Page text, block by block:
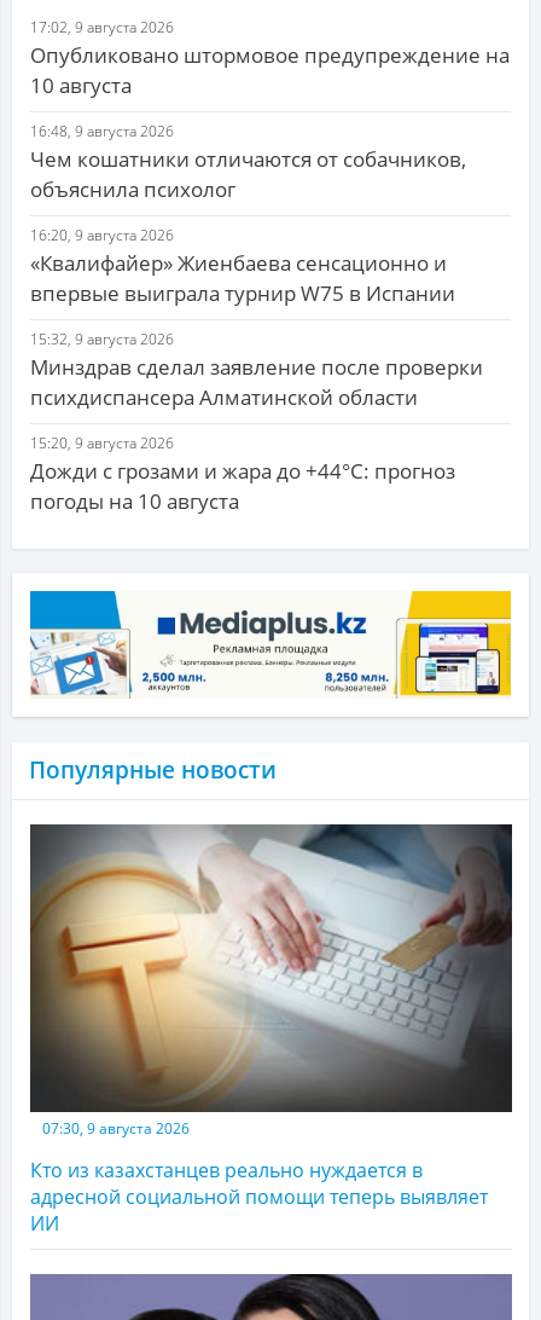
17:02, 9 августа 2026
Опубликовано штормовое предупреждение на
10 августа
16:48, 9 августа 2026
Чем кошатники отличаются от собачников,
объяснила психолог
16:20, 9 августа 2026
«Квалифайер» Жиенбаева сенсационно и
впервые выиграла турнир W75 в Испании
15:32, 9 августа 2026
Минздрав сделал заявление после проверки
психдиспансера Алматинской области
15:20, 9 августа 2026
Дожди с грозами и жара до +44°С: прогноз
погоды на 10 августа
Популярные новости
07:30, 9 августа 2026
Кто из казахстанцев реально нуждается в
адресной социальной помощи теперь выявляет
ИИ